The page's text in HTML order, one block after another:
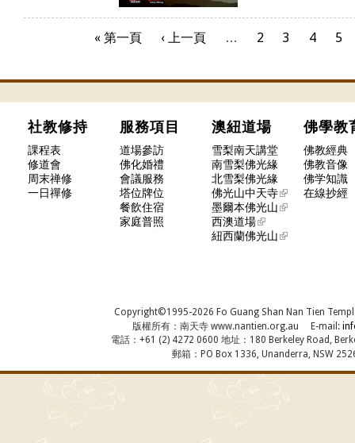
« 第一頁 ‹ 上一頁 … 2 3 4 5
社教修持 服務項目 澳紐道場 佛學
課程表 道場參訪 雪梨南天講堂
佛教經典
修道會
佛化婚禮 南雪梨佛光緣
佛教音像
周末禅修
會議服務 北雪梨佛光緣
佛学知識
一日禪修
塔位牌位 佛光山中天寺
在線抄經
餐飲住宿
墨爾本佛光山
家庭普照
西澳道場
紐西蘭佛光山
Copyright©1995-2026 Fo Guang Shan Nan Tien
版權所有：南天寺 www.nantien.org.au E-mail:
電話：+61 (2) 4272 0600 地址：180 Berkeley Road,
郵箱：PO Box 1336, Unanderra, NSW